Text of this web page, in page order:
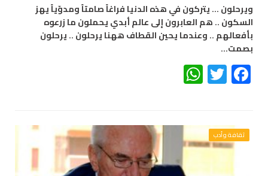
ويرحلون … يتركون في هذه الدنيا فراغاً صامتاً ومدوّياً يهز
السكون .. هم العابرون إلى عالم أبدي يحملون ما زرعوه
بأفعالهم .. وعندما يحين القطاف ههنا يرحلون .. يرحلون
بصمت…
Facebook
Twitter
ثقافة وأدب